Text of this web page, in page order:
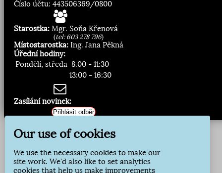
Číslo účtu: 443506369/0800
Starostka: Mgr. Soňa Křenová
(tel: 603 278 796)
Místostarostka: Ing. Jana Pěkná
Úřední hodiny:
Pondělí, středa 8.00 - 11:30
13:00 - 16:30
Zasílání novinek:
Přihlásit odběr
Our use of cookies
We use the necessary cookies to make our
site work. We'd also like to set analytics
cookies that help us make improvements